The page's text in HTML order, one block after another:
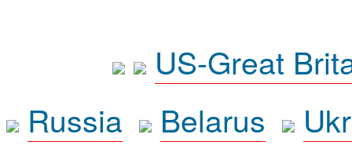
US-Great
Russia
Belarus